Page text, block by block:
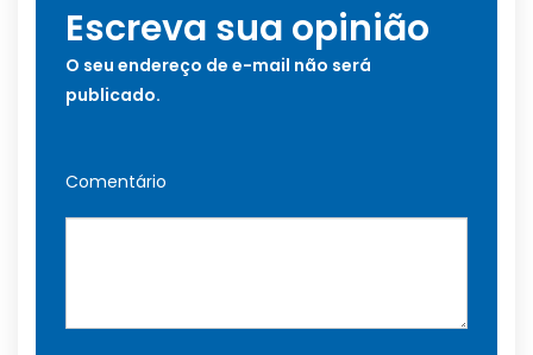
Escreva sua opinião
O seu endereço de e-mail não será
publicado.
Comentário